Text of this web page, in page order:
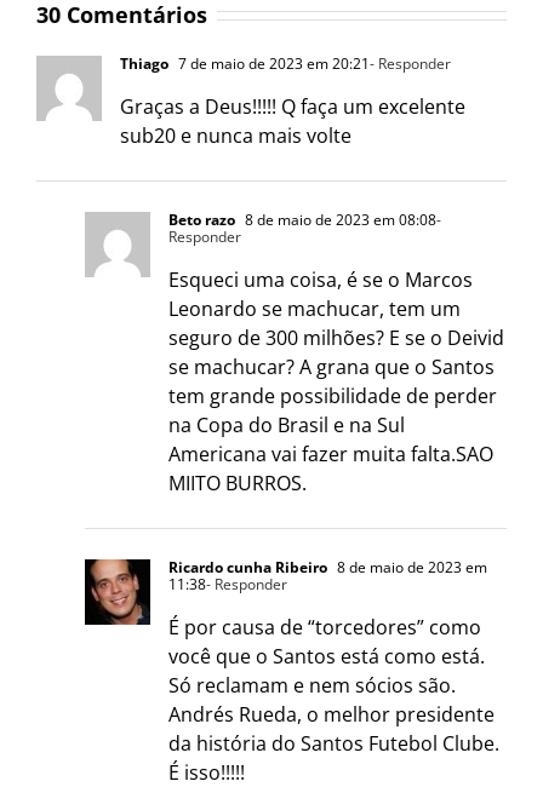
30 Comentários
Thiago 7 de maio de 2023 em 20:21- Responder
Graças a Deus!!!!! Q faça um excelente
sub20 e nunca mais volte
Beto razo 8 de maio de 2023 em 08:08-
Responder
Esqueci uma coisa, é se o Marcos
Leonardo se machucar, tem um
seguro de 300 milhões? E se o Deivid
se machucar? A grana que o Santos
tem grande possibilidade de perder
na Copa do Brasil e na Sul
Americana vai fazer muita falta.SAO
MIITO BURROS.
Ricardo cunha Ribeiro 8 de maio de 2023 em
11:38- Responder
É por causa de “torcedores” como
você que o Santos está como está.
Só reclamam e nem sócios são.
Andrés Rueda, o melhor presidente
da história do Santos Futebol Clube.
É isso!!!!!